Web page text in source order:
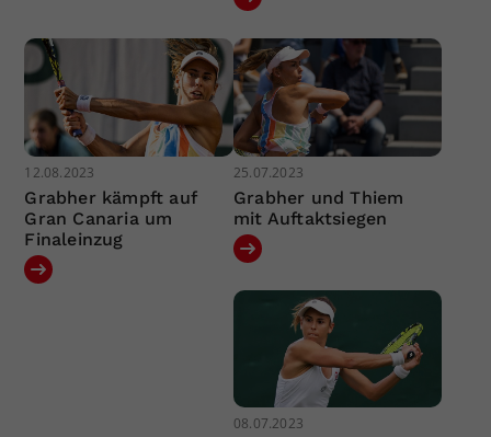
12.08.2023
Grabher kämpft auf
Gran Canaria um
Finaleinzug
25.07.2023
Grabher und Thiem
mit Auftaktsiegen
08.07.2023